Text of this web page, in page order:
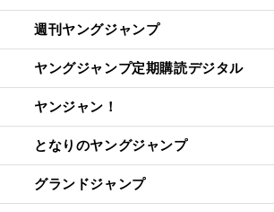
週刊ヤングジャンプ
ヤングジャンプ定期購読デジタル
ヤンジャン！
となりのヤングジャンプ
グランドジャンプ